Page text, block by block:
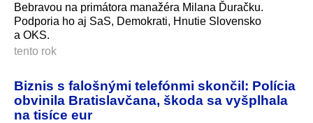
Bebravou na primátora manažéra Milana Ďuračku.
Podporia ho aj SaS, Demokrati, Hnutie Slovensko
a OKS.
tento rok
Biznis s falošnými telefónmi skončil: Polícia
obvinila Bratislavčana, škoda sa vyšplhala
na tisíce eur